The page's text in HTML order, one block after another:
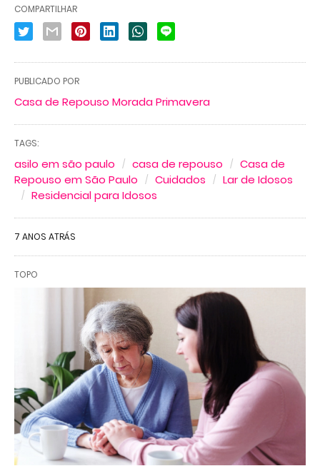
COMPARTILHAR
PUBLICADO POR
Casa de Repouso Morada Primavera
TAGS:
asilo em são paulo casa de repouso
Casa de
Repouso em São Paulo
Cuidados
Lar de Idosos
Residencial para Idosos
7 ANOS ATRÁS
TOPO